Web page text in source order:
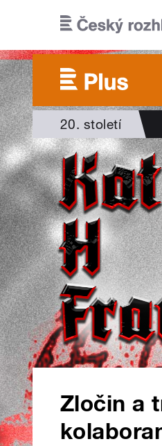
20. století
Zločin a